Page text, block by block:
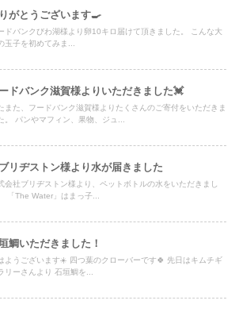
がとうございます🍳
ドバンクびわ湖様より卵10キロ届けて頂きました。 こんな大
玉子を初めてみま...
ドバンク滋賀様よりいただきました💓
また、フードバンク滋賀様よりたくさんのご寄付をいただきま
。 パンやマフィン、果物、ジュ...
リヂストン様より水が届きました
会社ブリヂストン様より、ペットボトルの水をいただきまし
「The Water」はまっ子...
鯛いただきました！
ようございます☀️ 四つ葉のクローバーです🍀 先日はキムチギ
リーさんより 石垣鯛を...